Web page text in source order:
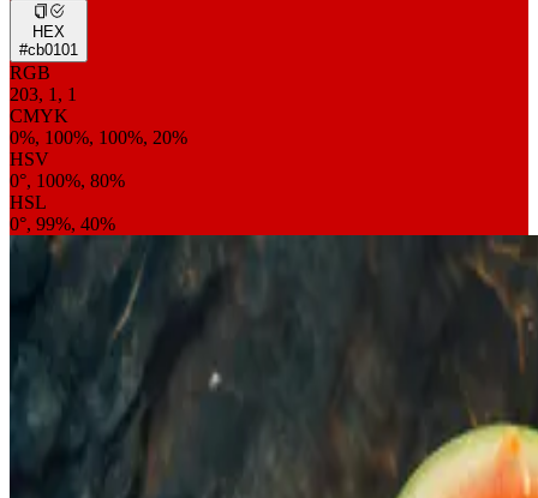
HEX
#cb0101
RGB
203, 1, 1
CMYK
0%, 100%, 100%, 20%
HSV
0°, 100%, 80%
HSL
0°, 99%, 40%